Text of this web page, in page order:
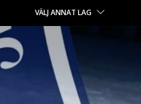
VÄLJ ANNAT LAG